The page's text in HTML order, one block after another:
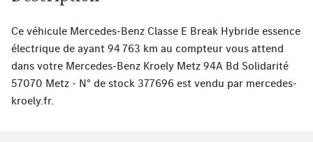
Ce véhicule Mercedes-Benz Classe E Break Hybride essence
électrique de ayant 94 763 km au compteur vous attend
dans votre Mercedes-Benz Kroely Metz 94A Bd Solidarité
57070 Metz - N° de stock 377696 est vendu par mercedes-
kroely.fr.